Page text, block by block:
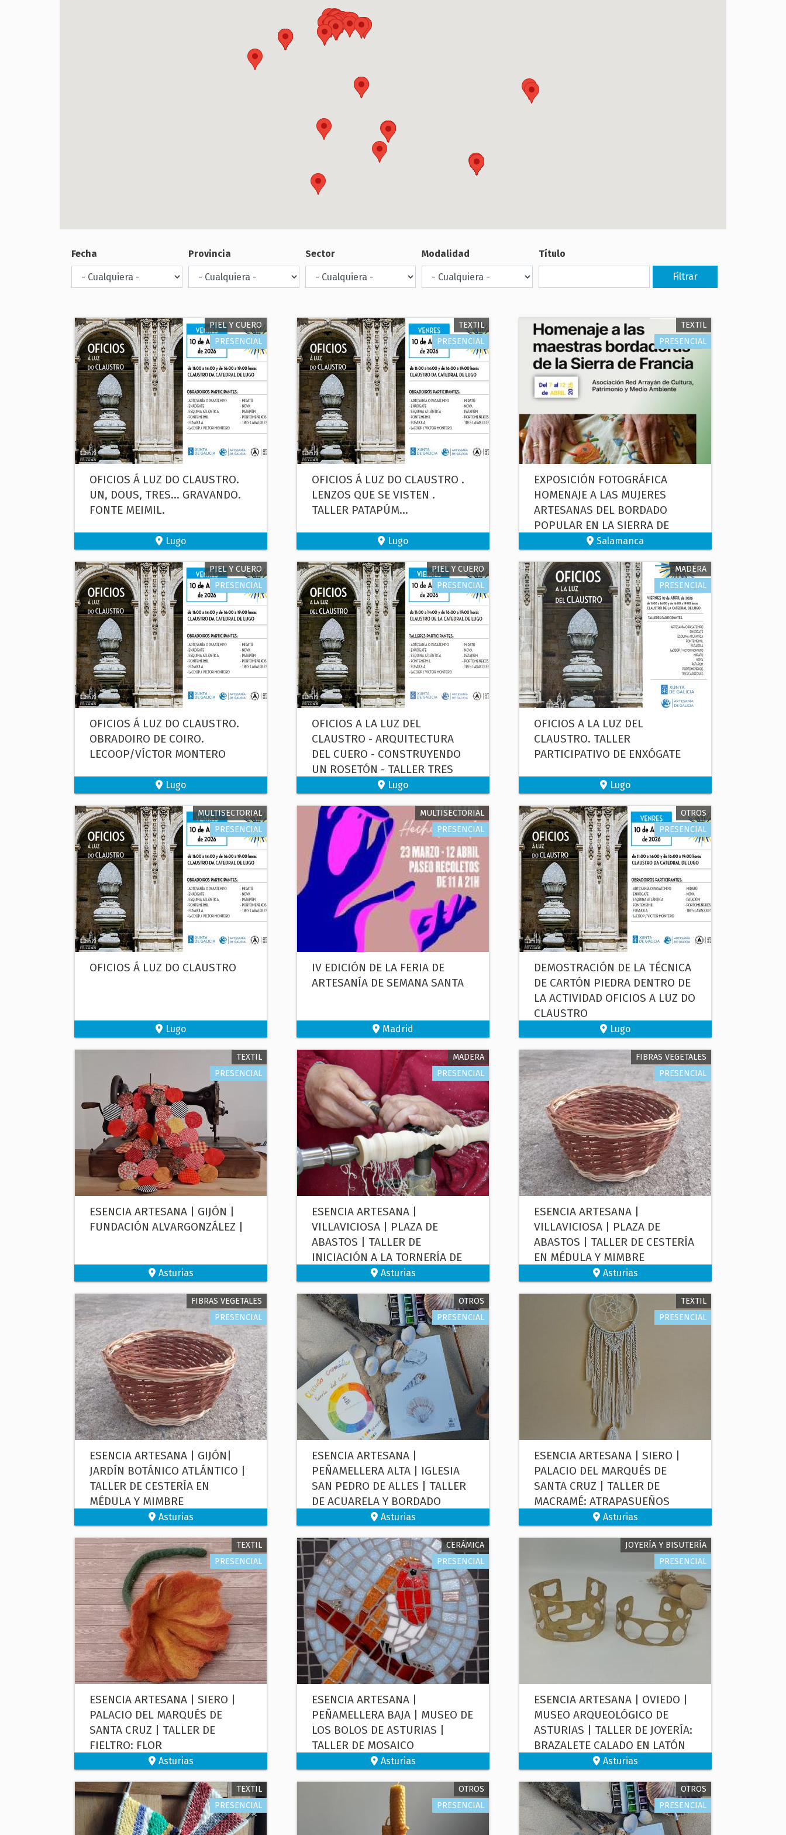
Fecha Provincia Sector Modalidad Título
PIEL Y CUERO
OFICIOS Á LUZ DO CLAUSTRO.
UN, DOUS, TRES... GRAVANDO.
FONTE MEIMIL.
Lugo
PRESENCIAL
TEXTIL
OFICIOS Á LUZ DO CLAUSTRO .
LENZOS QUE SE VISTEN .
TALLER PATAPÚM...
Lugo
PRESENCIAL
TEXTIL
EXPOSICIÓN FOTOGRÁFICA
HOMENAJE A LAS MUJERES
ARTESANAS DEL BORDADO
POPULAR EN LA SIERRA DE
FRANCIA DE SALAMANCA:
Salamanca
PRESENCIAL
PIEL Y CUERO
OFICIOS Á LUZ DO CLAUSTRO.
OBRADOIRO DE COIRO.
LECOOP/VÍCTOR MONTERO
Lugo
PRESENCIAL
PIEL Y CUERO
OFICIOS A LA LUZ DEL
CLAUSTRO - ARQUITECTURA
DEL CUERO - CONSTRUYENDO
UN ROSETÓN - TALLER TRES
Lugo
PRESENCIAL
MADERA
OFICIOS A LA LUZ DEL
CLAUSTRO. TALLER
PARTICIPATIVO DE ENXÓGATE
Lugo
PRESENCIAL
MULTISECTORIAL
OFICIOS Á LUZ DO CLAUSTRO
Lugo
PRESENCIAL
MULTISECTORIAL
IV EDICIÓN DE LA FERIA DE
ARTESANÍA DE SEMANA SANTA
Madrid
PRESENCIAL
OTROS
DEMOSTRACIÓN DE LA TÉCNICA
DE CARTÓN PIEDRA DENTRO DE
LA ACTIVIDAD OFICIOS A LUZ DO
CLAUSTRO
Lugo
PRESENCIAL
TEXTIL
ESENCIA ARTESANA | GIJÓN |
FUNDACIÓN ALVARGONZÁLEZ |
Asturias
PRESENCIAL
MADERA
ESENCIA ARTESANA |
VILLAVICIOSA | PLAZA DE
ABASTOS | TALLER DE
INICIACIÓN A LA TORNERÍA DE
Asturias
PRESENCIAL
FIBRAS VEGETALES
ESENCIA ARTESANA |
VILLAVICIOSA | PLAZA DE
ABASTOS | TALLER DE CESTERÍA
EN MÉDULA Y MIMBRE
Asturias
PRESENCIAL
FIBRAS VEGETALES
ESENCIA ARTESANA | GIJÓN|
JARDÍN BOTÁNICO ATLÁNTICO |
TALLER DE CESTERÍA EN
MÉDULA Y MIMBRE
Asturias
PRESENCIAL
OTROS
ESENCIA ARTESANA |
PEÑAMELLERA ALTA | IGLESIA
SAN PEDRO DE ALLES | TALLER
DE ACUARELA Y BORDADO
Asturias
PRESENCIAL
TEXTIL
ESENCIA ARTESANA | SIERO |
PALACIO DEL MARQUÉS DE
SANTA CRUZ | TALLER DE
MACRAMÉ: ATRAPASUEÑOS
Asturias
PRESENCIAL
TEXTIL
ESENCIA ARTESANA | SIERO |
PALACIO DEL MARQUÉS DE
SANTA CRUZ | TALLER DE
FIELTRO: FLOR
Asturias
PRESENCIAL
CERÁMICA
ESENCIA ARTESANA |
PEÑAMELLERA BAJA | MUSEO DE
LOS BOLOS DE ASTURIAS |
TALLER DE MOSAICO
Asturias
PRESENCIAL
JOYERÍA Y BISUTERÍA
ESENCIA ARTESANA | OVIEDO |
MUSEO ARQUEOLÓGICO DE
ASTURIAS | TALLER DE JOYERÍA:
BRAZALETE CALADO EN LATÓN
Asturias
PRESENCIAL
TEXTIL
PRESENCIAL
OTROS
PRESENCIAL
OTROS
PRESENCIAL